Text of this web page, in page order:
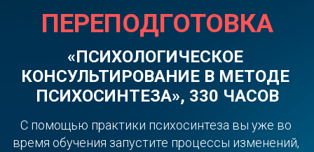
ПЕРЕПОДГОТОВКА
«ПСИХОЛОГИЧЕСКОЕ
КОНСУЛЬТИРОВАНИЕ В МЕТОДЕ
ПСИХОСИНТЕЗА», 330 ЧАСОВ
С помощью практики психосинтеза вы уже во
время обучения запустите процессы изменений,